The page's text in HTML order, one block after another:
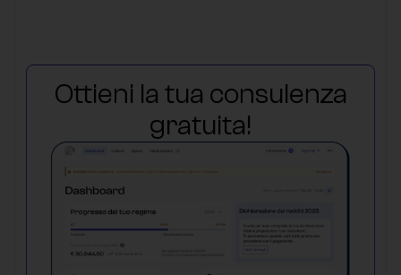
Ottieni la tua consulenza
gratuita!